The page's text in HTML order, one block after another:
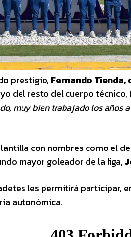
prestigio, Fernando
del resto del cuerpo
muy bien trabajado los años
con nombres como el
mayor goleador de la liga,
les permitirá participar,
autonómica.